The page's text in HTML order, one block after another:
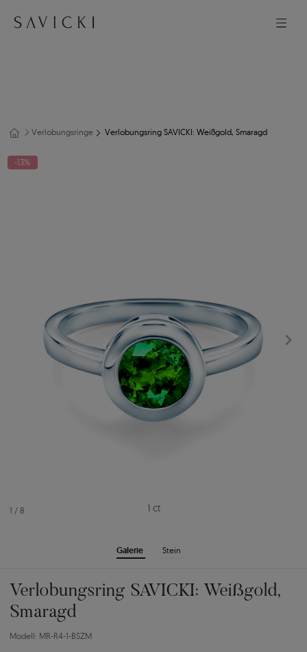
Verlobungsringe Verlobungsring SAVICKI: Weißgold, Smaragd
1 / 8
Galerie Stein
-13%
1 ct
Verlobungsring SAVICKI: Weißgold,
Smaragd
Modell: MR-R4-1-BSZM